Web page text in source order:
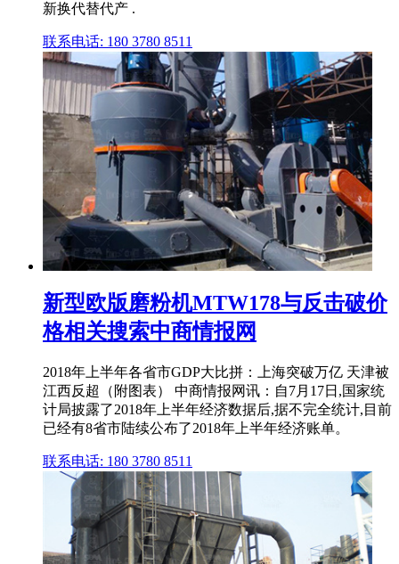
新换代替代产 .
联系电话: 180 3780 8511
新型欧版磨粉机MTW178与反击破价
格相关搜索中商情报网
2018年上半年各省市GDP大比拼：上海突破万亿 天津被
江西反超（附图表） 中商情报网讯：自7月17日,国家统
计局披露了2018年上半年经济数据后,据不完全统计,目前
已经有8省市陆续公布了2018年上半年经济账单。
联系电话: 180 3780 8511